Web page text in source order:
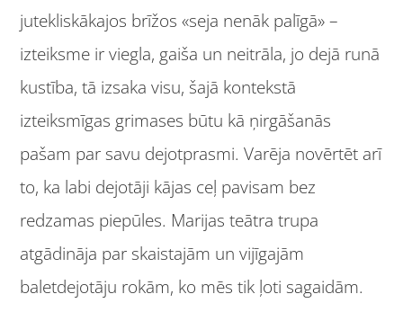
jutekliskākajos brīžos «seja nenāk palīgā» –
izteiksme ir viegla, gaiša un neitrāla, jo dejā runā
kustība, tā izsaka visu, šajā kontekstā
izteiksmīgas grimases būtu kā ņirgāšanās
pašam par savu dejotprasmi. Varēja novērtēt arī
to, ka labi dejotāji kājas ceļ pavisam bez
redzamas piepūles. Marijas teātra trupa
atgādināja par skaistajām un vijīgajām
baletdejotāju rokām, ko mēs tik ļoti sagaidām.